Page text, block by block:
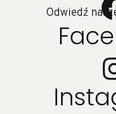
Odwiedź